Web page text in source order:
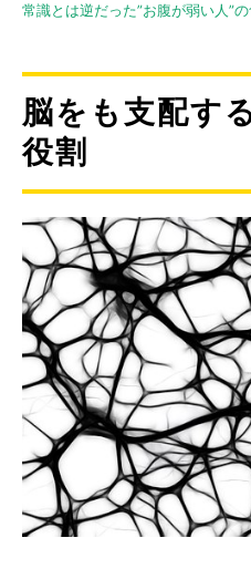
常識とは逆だった”お腹が弱い人”
脳をも支配す
役割